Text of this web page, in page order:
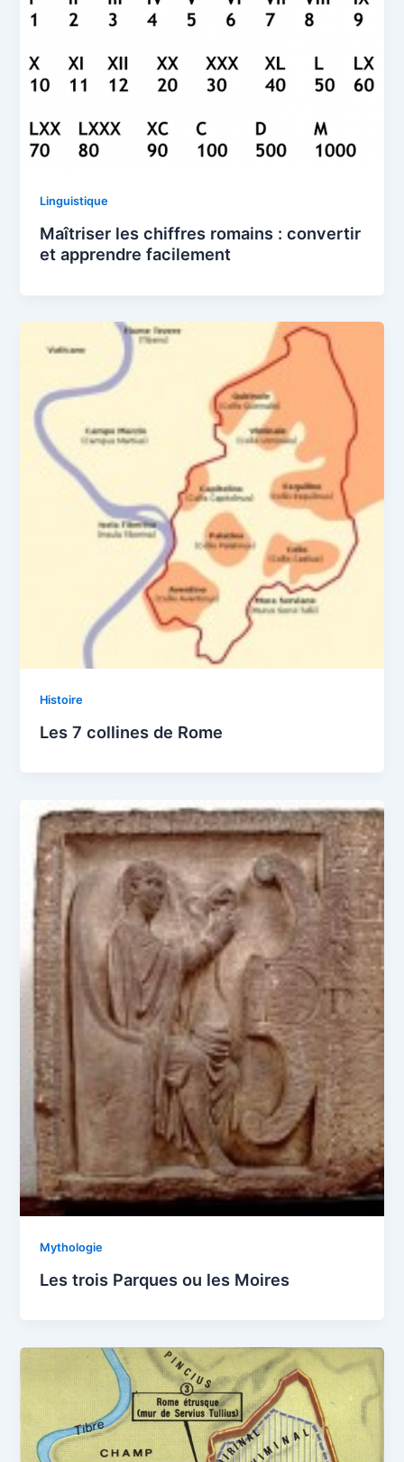
Linguistique
Maîtriser les chiffres romains : convertir
et apprendre facilement
Histoire
Les 7 collines de Rome
Mythologie
Les trois Parques ou les Moires